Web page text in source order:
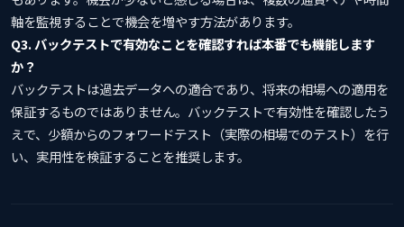
軸を監視することで機会を増やす方法があります。
Q3. バックテストで有効なことを確認すれば本番でも機能します
か？
バックテストは過去データへの適合であり、将来の相場への適用を
保証するものではありません。バックテストで有効性を確認したう
えで、少額からのフォワードテスト（実際の相場でのテスト）を行
い、実用性を検証することを推奨します。